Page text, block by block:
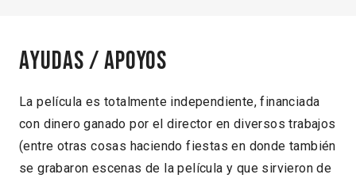
Ayudas / Apoyos
La película es totalmente independiente, financiada
con dinero ganado por el director en diversos trabajos
(entre otras cosas haciendo fiestas en donde también
se grabaron escenas de la película y que sirvieron de